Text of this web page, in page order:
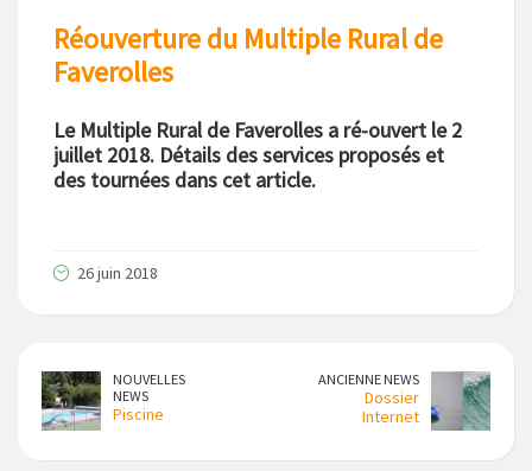
Réouverture du Multiple Rural de
Faverolles
Le Multiple Rural de Faverolles a ré-ouvert le 2
juillet 2018. Détails des services proposés et
des tournées dans cet article.
26 juin 2018
NOUVELLES
NEWS
Piscine
ANCIENNE NEWS
Dossier
Internet